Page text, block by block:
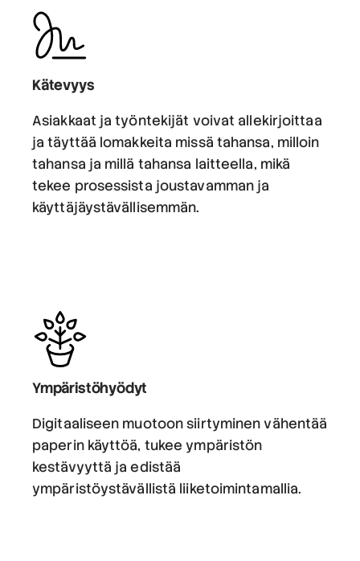
Kätevyys
Asiakkaat ja työntekijät voivat allekirjoittaa
ja täyttää lomakkeita missä tahansa, milloin
tahansa ja millä tahansa laitteella, mikä
tekee prosessista joustavamman ja
käyttäjäystävällisemmän.
Ympäristöhyödyt
Digitaaliseen muotoon siirtyminen vähentää
paperin käyttöä, tukee ympäristön
kestävyyttä ja edistää
ympäristöystävällistä liiketoimintamallia.